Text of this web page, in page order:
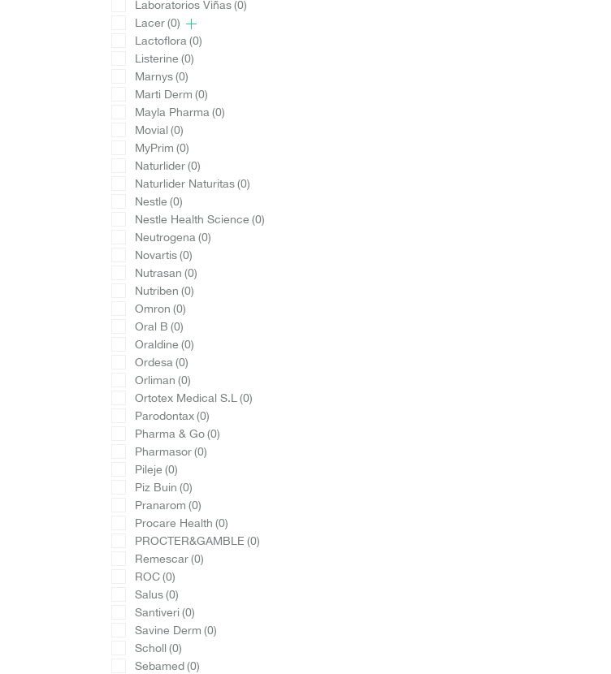
Laboratorios Viñas(0)
Lacer(0)
Lactoflora(0)
Listerine(0)
Marnys(0)
Marti Derm(0)
Mayla Pharma(0)
Movial(0)
MyPrim(0)
Naturlider(0)
Naturlider Naturitas(0)
Nestle(0)
Nestle Health Science(0)
Neutrogena(0)
Novartis(0)
Nutrasan(0)
Nutriben(0)
Omron(0)
Oral B(0)
Oraldine(0)
Ordesa(0)
Orliman(0)
Ortotex Medical S.L(0)
Parodontax(0)
Pharma & Go(0)
Pharmasor(0)
Pileje(0)
Piz Buin(0)
Pranarom(0)
Procare Health(0)
PROCTER&GAMBLE(0)
Remescar(0)
ROC(0)
Salus(0)
Santiveri(0)
Savine Derm(0)
Scholl(0)
Sebamed(0)